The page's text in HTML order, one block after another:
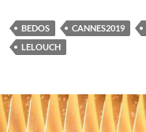
BEDOS CANNES2019
LELOUCH